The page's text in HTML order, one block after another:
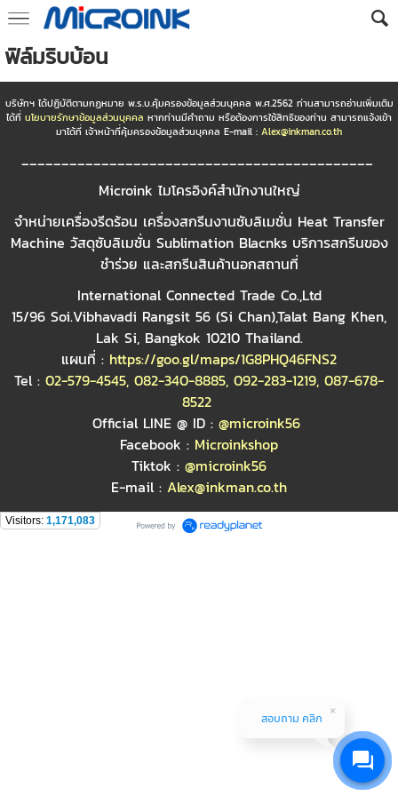
ฟิล์มริบบ้อน
บริษัทฯ ได้ปฏิบัติตามกฏหมาย พ.ร.บ.คุ้มครองข้อมูลส่วนบุคคล พ.ศ.2562 ท่านสามารถอ่านเพิ่มเติม
ได้ที่ นโยบายรักษาข้อมูลส่วนบุคคล หากท่านมีคำถาม หรือต้องการใช้สิทธิของท่าน สามารถแจ้งเข้า
มาได้ที่ เจ้าหน้าที่คุ้มครองข้อมูลส่วนบุคคล E-mail : Alex@inkman.co.th
____________________________________________
Microink ไมโครอิงค์สำนักงานใหญ่
จำหน่ายเครื่องรีดร้อน เครื่องสกรีนงานซับลิเมชั่น Heat Transfer
Machine วัสดุซับลิเมชั่น Sublimation Blacnks บริการสกรีนของ
ชำร่วย และสกรีนสินค้านอกสถานที่
International Connected Trade Co.,Ltd
15/96 Soi.Vibhavadi Rangsit 56 (Si Chan),Talat Bang Khen,
Lak Si, Bangkok 10210 Thailand.
แผนที่ : https://goo.gl/maps/1G8PHQ46FNS2
Tel : 02-579-4545, 082-340-8885, 092-283-1219, 087-678-
8522
Official LINE @ ID : @microink56
Facebook : Microinkshop
Tiktok : @microink56
E-mail : Alex@inkman.co.th
Visitors: 1,171,083
สอบถาม คลิก